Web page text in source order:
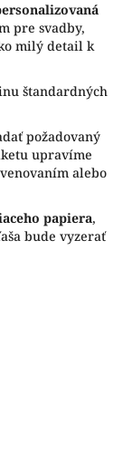
pre svadby,
milý detail k
štandardných
požadovaný
upravíme
alebo
papiera,
bude vyzerať